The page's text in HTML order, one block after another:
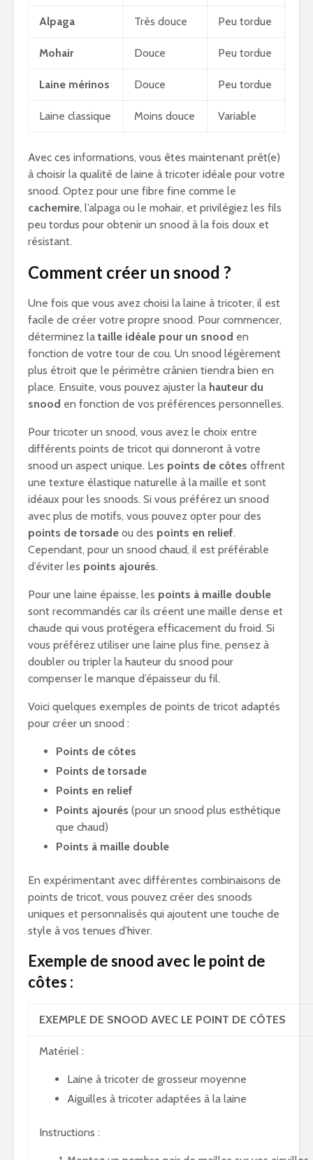
Alpaga Très douce Peu tordue
Mohair Douce Peu tordue
Laine mérinos Douce Peu tordue
Laine classique Moins douce Variable
Avec ces informations, vous êtes maintenant prêt(e)
à choisir la qualité de laine à tricoter idéale pour votre
snood. Optez pour une fibre fine comme le
cachemire, l’alpaga ou le mohair, et privilégiez les fils
peu tordus pour obtenir un snood à la fois doux et
résistant.
Comment créer un snood ?
Une fois que vous avez choisi la laine à tricoter, il est
facile de créer votre propre snood. Pour commencer,
déterminez la taille idéale pour un snood en
fonction de votre tour de cou. Un snood légèrement
plus étroit que le périmètre crânien tiendra bien en
place. Ensuite, vous pouvez ajuster la hauteur du
snood en fonction de vos préférences personnelles.
Pour tricoter un snood, vous avez le choix entre
différents points de tricot qui donneront à votre
snood un aspect unique. Les points de côtes offrent
une texture élastique naturelle à la maille et sont
idéaux pour les snoods. Si vous préférez un snood
avec plus de motifs, vous pouvez opter pour des
points de torsade ou des points en relief.
Cependant, pour un snood chaud, il est préférable
d’éviter les points ajourés.
Pour une laine épaisse, les points à maille double
sont recommandés car ils créent une maille dense et
chaude qui vous protégera efficacement du froid. Si
vous préférez utiliser une laine plus fine, pensez à
doubler ou tripler la hauteur du snood pour
compenser le manque d’épaisseur du fil.
Voici quelques exemples de points de tricot adaptés
pour créer un snood :
Points de côtes
Points de torsade
Points en relief
Points ajourés (pour un snood plus esthétique
que chaud)
Points à maille double
En expérimentant avec différentes combinaisons de
points de tricot, vous pouvez créer des snoods
uniques et personnalisés qui ajoutent une touche de
style à vos tenues d’hiver.
Exemple de snood avec le point de
côtes :
EXEMPLE DE SNOOD AVEC LE POINT DE CÔTES
Matériel :
Laine à tricoter de grosseur moyenne
Aiguilles à tricoter adaptées à la laine
Instructions :